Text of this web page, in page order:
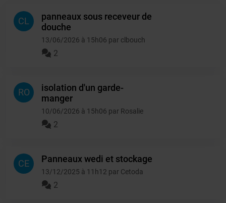
CL
panneaux sous receveur de
douche
13/06/2026 à 15h06 par clbouch
2
RO
isolation d'un garde-
manger
10/06/2026 à 15h06 par Rosalie
2
CE Panneaux wedi et stockage
13/12/2025 à 11h12 par Cetoda
2